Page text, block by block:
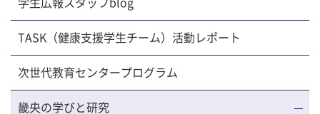
学生広報スタッフblog
TASK（健康支援学生チーム）活動レポート
次世代教育センタープログラム
畿央の学びと研究